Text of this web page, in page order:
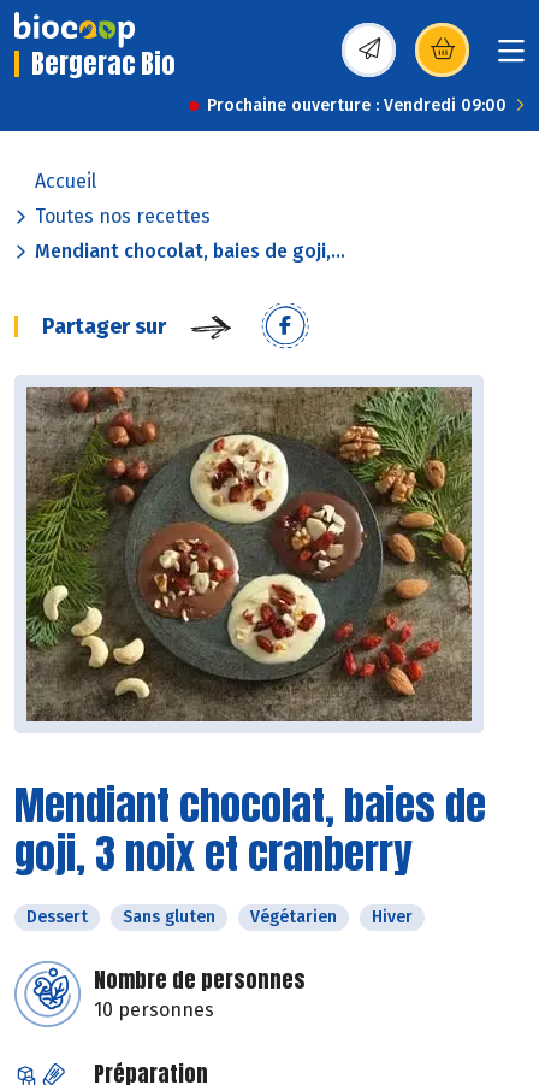
Bergerac Bio (s’ouvre dans une
Prochaine ouverture : Vendredi 09:00
Accueil
Toutes nos recettes
Mendiant chocolat, baies de goji,...
Partager sur
Mendiant chocolat, baies de
goji, 3 noix et cranberry
Dessert Sans gluten Végétarien Hiver
Nombre de personnes
10 personnes
Préparation